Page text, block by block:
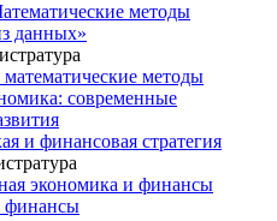
методы
данных»
методы
современные
и финансовая стратегия
экономика и финансы
финансы